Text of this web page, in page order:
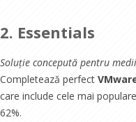
2. Essentials
Soluție concepută pentru
Completează perfect
care include cele mai
62%.